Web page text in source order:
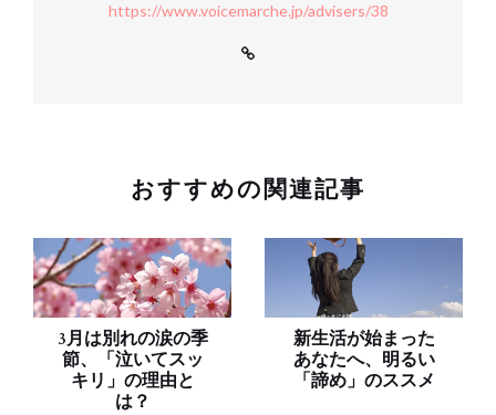
https://www.voicemarche.jp/advisers/38
おすすめの関連記事
3月は別れの涙の季
節、「泣いてスッ
キリ」の理由と
は？
新生活が始まった
あなたへ、明るい
「諦め」のススメ